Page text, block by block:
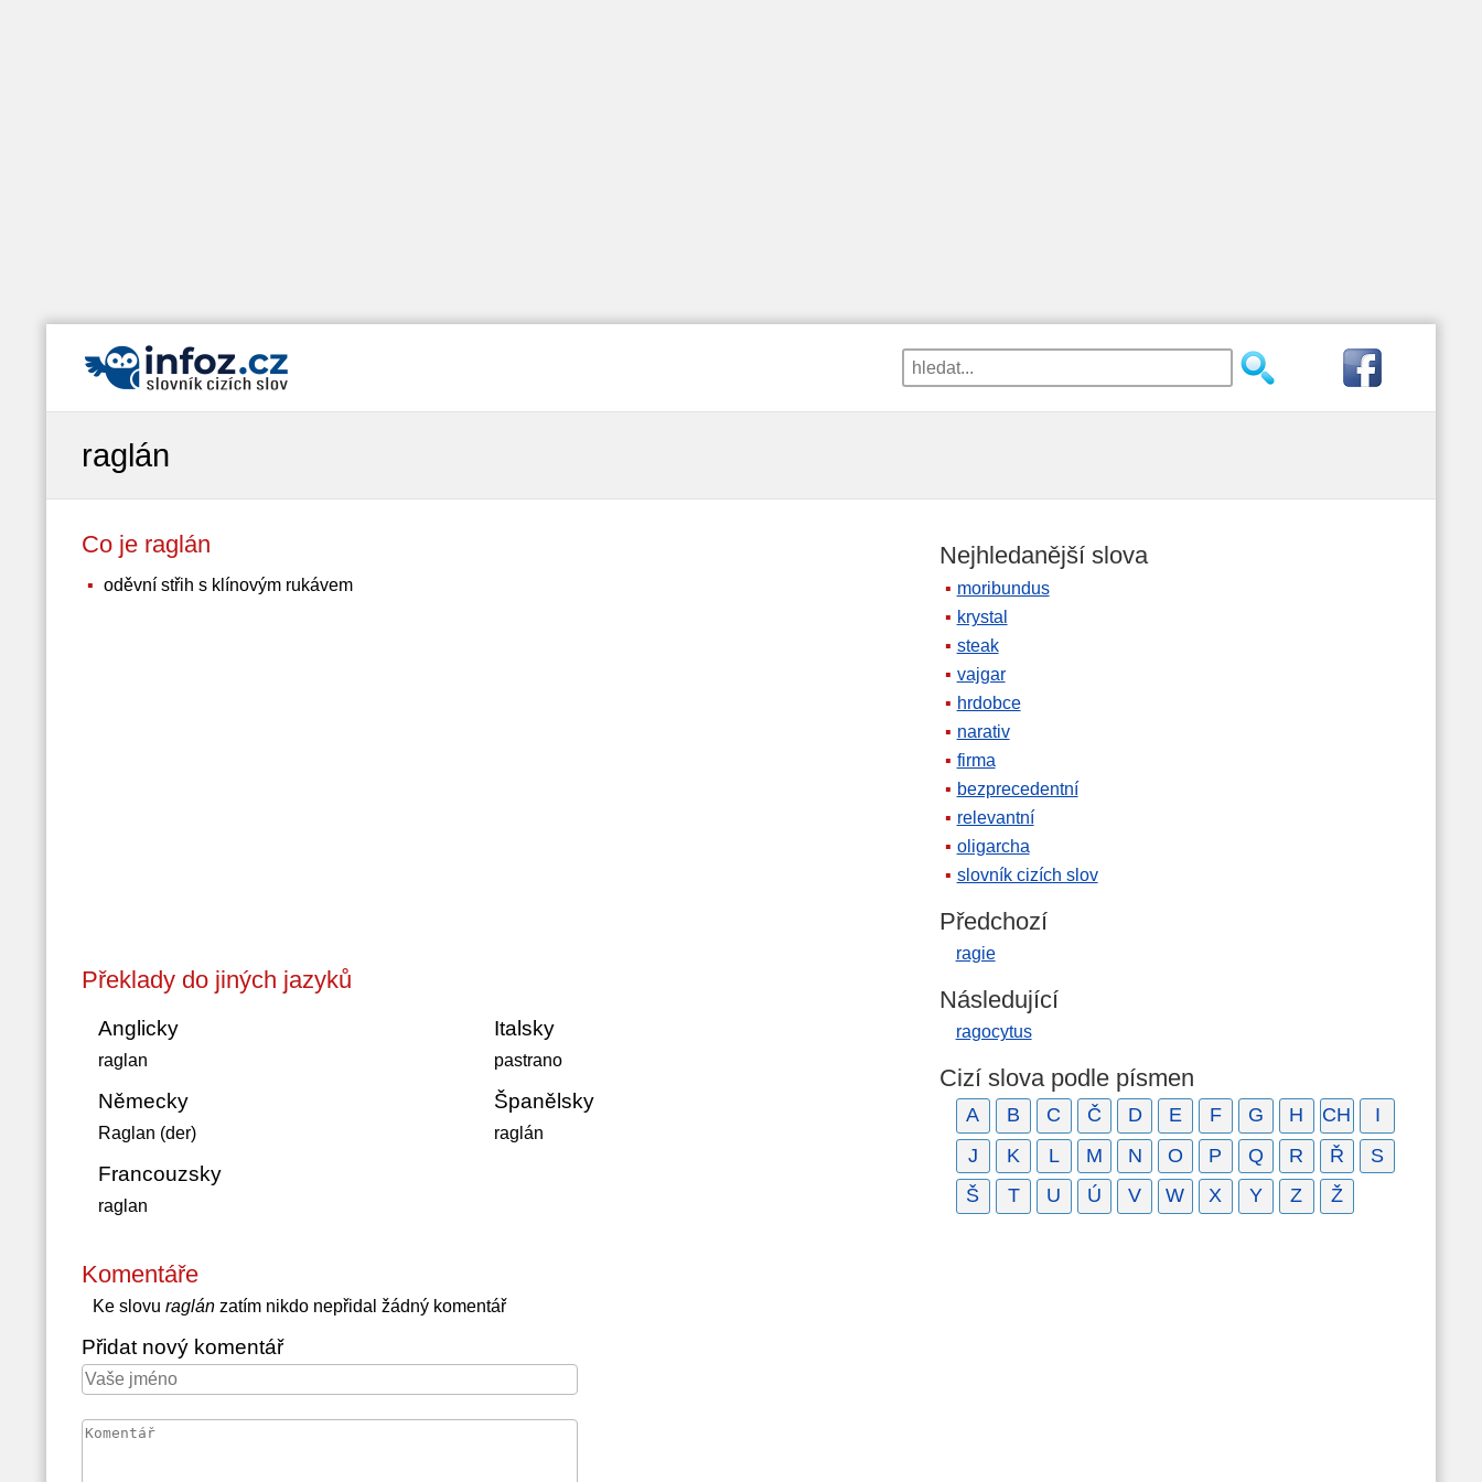
raglán
Co je raglán
oděvní střih s klínovým rukávem
Překlady do jiných jazyků
Anglicky
raglan
Německy
Raglan (der)
Francouzsky
raglan
Italsky
pastrano
Španělsky
raglán
Komentáře
Ke slovu raglánzatím nikdo nepřidal žádný komentář
Přidat nový komentář
Nejhledanější slova
moribundus
krystal
steak
vajgar
hrdobce
narativ
firma
bezprecedentní
relevantní
oligarcha
slovník cizích slov
Předchozí
ragie
Následující
ragocytus
Cizí slova podle písmen
A B C Č D E F G H CH
I
J
K L M N O P Q R Ř
S
Š
T U Ú V W X Y Z Ž